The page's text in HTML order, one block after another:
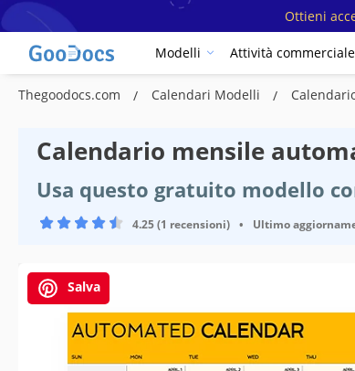
Ottieni
Modelli Attività commerciale
Thegoodocs.com Calendari Modelli
Calendario mensile
Usa questo gratuito modello
4.25 (1 recensioni) • Ultimo
Salva
Specifiche del modello